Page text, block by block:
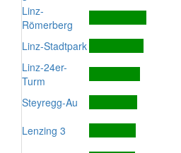
Linz-
Römerberg
Linz-Stadtpark
Linz-24er-
Turm
Steyregg-Au
Lenzing 3